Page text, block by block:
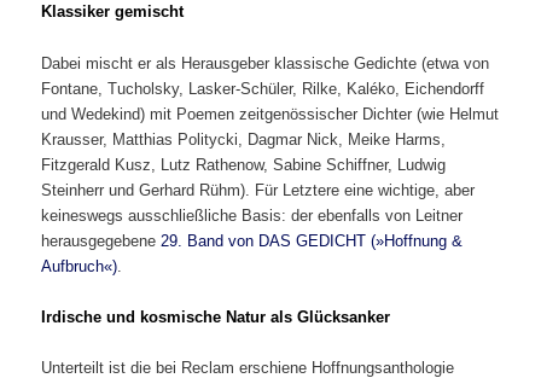
Klassiker gemischt
Dabei mischt er als Herausgeber klassische Gedichte (etwa von
Fontane, Tucholsky, Lasker-Schüler, Rilke, Kaléko, Eichendorff
und Wedekind) mit Poemen zeitgenössischer Dichter (wie Helmut
Krausser, Matthias Politycki, Dagmar Nick, Meike Harms,
Fitzgerald Kusz, Lutz Rathenow, Sabine Schiffner, Ludwig
Steinherr und Gerhard Rühm). Für Letztere eine wichtige, aber
keineswegs ausschließliche Basis: der ebenfalls von Leitner
herausgegebene 29. Band von DAS GEDICHT (»Hoffnung &
Aufbruch«)
Irdische und kosmische Natur als Glücksanker
Unterteilt ist die bei Reclam erschiene Hoffnungsanthologie